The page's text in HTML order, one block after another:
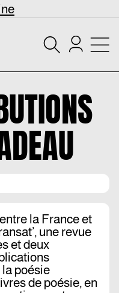
la France et
une revue
et deux
poésie
de poésie, en